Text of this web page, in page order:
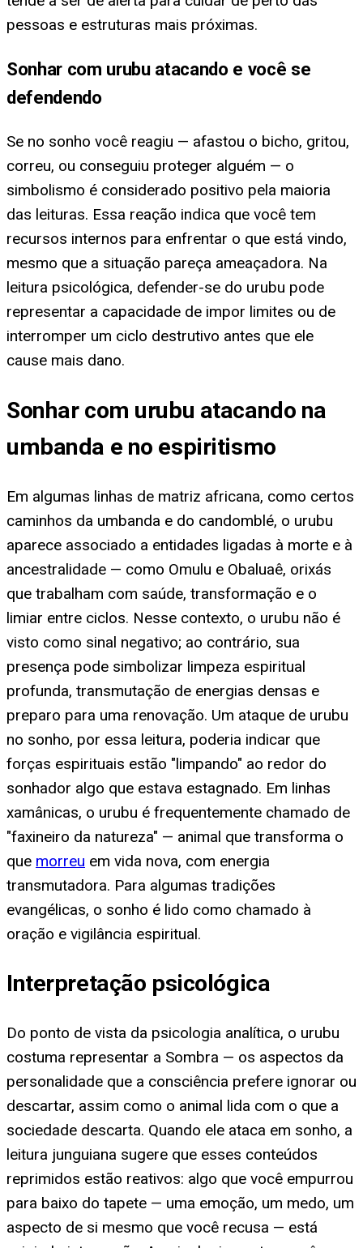
pessoas e estruturas mais próximas.
Sonhar com urubu atacando e você se
defendendo
Se no sonho você reagiu — afastou o bicho, gritou,
correu, ou conseguiu proteger alguém — o
simbolismo é considerado positivo pela maioria
das leituras. Essa reação indica que você tem
recursos internos para enfrentar o que está vindo,
mesmo que a situação pareça ameaçadora. Na
leitura psicológica, defender-se do urubu pode
representar a capacidade de impor limites ou de
interromper um ciclo destrutivo antes que ele
cause mais dano.
Sonhar com urubu atacando na
umbanda e no espiritismo
Em algumas linhas de matriz africana, como certos
caminhos da umbanda e do candomblé, o urubu
aparece associado a entidades ligadas à morte e à
ancestralidade — como Omulu e Obaluaê, orixás
que trabalham com saúde, transformação e o
limiar entre ciclos. Nesse contexto, o urubu não é
visto como sinal negativo; ao contrário, sua
presença pode simbolizar limpeza espiritual
profunda, transmutação de energias densas e
preparo para uma renovação. Um ataque de urubu
no sonho, por essa leitura, poderia indicar que
forças espirituais estão "limpando" ao redor do
sonhador algo que estava estagnado. Em linhas
xamânicas, o urubu é frequentemente chamado de
"faxineiro da natureza" — animal que transforma o
que morreu em vida nova, com energia
transmutadora. Para algumas tradições
evangélicas, o sonho é lido como chamado à
oração e vigilância espiritual.
Interpretação psicológica
Do ponto de vista da psicologia analítica, o urubu
costuma representar a Sombra — os aspectos da
personalidade que a consciência prefere ignorar ou
descartar, assim como o animal lida com o que a
sociedade descarta. Quando ele ataca em sonho, a
leitura junguiana sugere que esses conteúdos
reprimidos estão reativos: algo que você empurrou
para baixo do tapete — uma emoção, um medo, um
aspecto de si mesmo que você recusa — está